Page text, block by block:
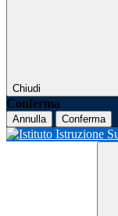
Chiudi
Conferma
Annulla Conferma